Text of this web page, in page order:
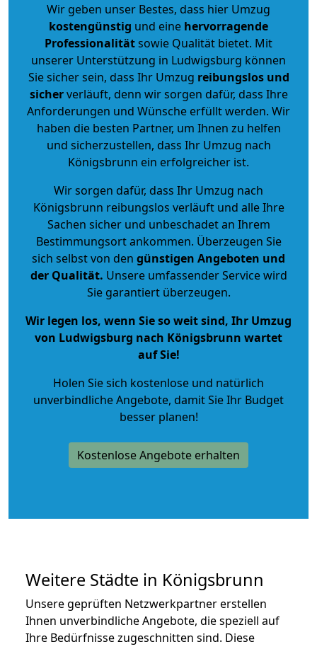
Wir geben unser Bestes, dass hier Umzug
kostengünstig und eine hervorragende
Professionalitätsowie Qualität bietet. Mit
unserer Unterstützung in Ludwigsburg können
Sie sicher sein, dass Ihr Umzug reibungslos und
sicherverläuft, denn wir sorgen dafür, dass Ihre
Anforderungen und Wünsche erfüllt werden. Wir
haben die besten Partner, um Ihnen zu helfen
und sicherzustellen, dass Ihr Umzug nach
Königsbrunn ein erfolgreicher ist.
Wir sorgen dafür, dass Ihr Umzug nach
Königsbrunn reibungslos verläuft und alle Ihre
Sachen sicher und unbeschadet an Ihrem
Bestimmungsort ankommen. Überzeugen Sie
sich selbst von den günstigen Angeboten und
der Qualität. Unsere umfassender Service wird
Sie garantiert überzeugen.
Wir legen los, wenn Sie so weit sind, Ihr Umzug
von Ludwigsburg nach Königsbrunn wartet
auf Sie!
Holen Sie sich kostenlose und natürlich
unverbindliche Angebote, damit Sie Ihr Budget
besser planen!
Kostenlose Angebote erhalten
Weitere Städte in Königsbrunn
Unsere geprüften Netzwerkpartner erstellen
Ihnen unverbindliche Angebote, die speziell auf
Ihre Bedürfnisse zugeschnitten sind. Diese